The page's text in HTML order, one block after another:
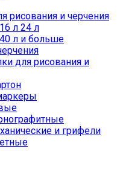
рисования и черчения
л 24 л
л и больше
для рисования и
и грифели